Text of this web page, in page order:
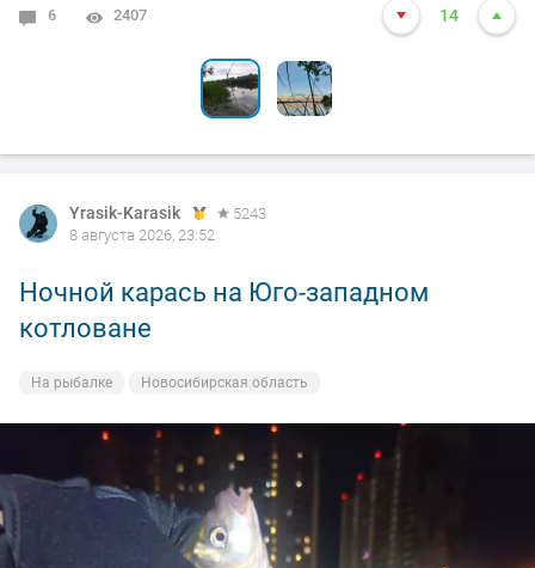
6 2407 14
1 3706 13
Yrasik-Karasik
5243
8 августа 2026, 23:52
Ночной карась на Юго-западном
котловане
На рыбалке Новосибирская область